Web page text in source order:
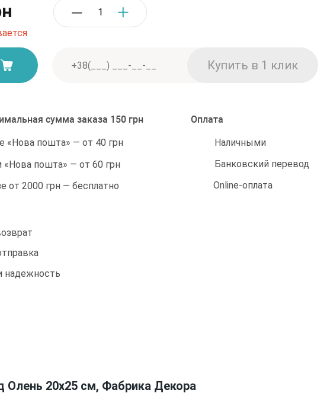
сумма заказа 150 грн
«Нова пошта» — от 40 грн
«Нова пошта» — от 60 грн
от 2000 грн — бесплатно
Оплата
Наличными
Банковский перевод
Online-оплата
надежность
Олень 20х25 см, Фабрика Декора